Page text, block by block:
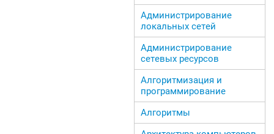
Администрирование
локальных сетей
Администрирование
сетевых ресурсов
Алгоритмизация и
программирование
Алгоритмы